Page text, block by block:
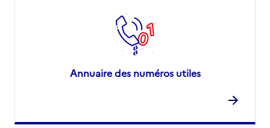
Annuaire des numéros utiles